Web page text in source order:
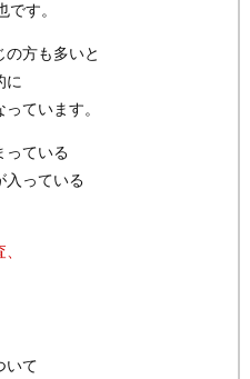
す。
方も多いと
に
ています。
っている
入っている
いて